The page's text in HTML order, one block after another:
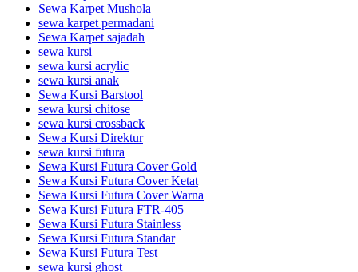
Sewa Karpet Mushola
sewa karpet permadani
Sewa Karpet sajadah
sewa kursi
sewa kursi acrylic
sewa kursi anak
Sewa Kursi Barstool
sewa kursi chitose
sewa kursi crossback
Sewa Kursi Direktur
sewa kursi futura
Sewa Kursi Futura Cover Gold
Sewa Kursi Futura Cover Ketat
Sewa Kursi Futura Cover Warna
Sewa Kursi Futura FTR-405
Sewa Kursi Futura Stainless
Sewa Kursi Futura Standar
Sewa Kursi Futura Test
sewa kursi ghost